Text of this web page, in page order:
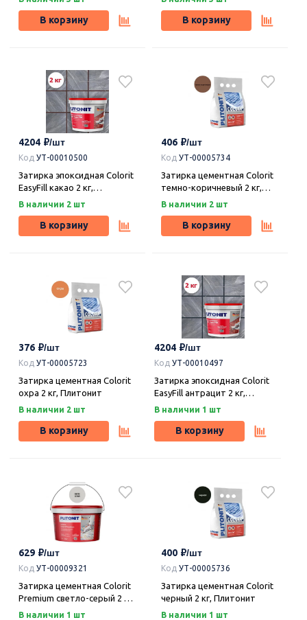
В корзину В корзину
4204
Код УТ-00010500
Затирка эпоксидная Colorit
EasyFill какао 2 кг,
Плитонит
В наличии 2 шт
В корзину
406
Код УТ-00005734
Затирка цементная Colorit
темно-коричневый 2 кг,
Плитонит
В наличии 2 шт
В корзину
376
Код УТ-00005723
Затирка цементная Colorit
охра 2 кг, Плитонит
В наличии 2 шт
В корзину
4204
Код УТ-00010497
Затирка эпоксидная Colorit
EasyFill антрацит 2 кг,
Плитонит
В наличии 1 шт
В корзину
629
Код УТ-00009321
Затирка цементная Colorit
Premium светло-серый 2 кг,
Плитонит
В наличии 1 шт
400
Код УТ-00005736
Затирка цементная Colorit
черный 2 кг, Плитонит
В наличии 1 шт